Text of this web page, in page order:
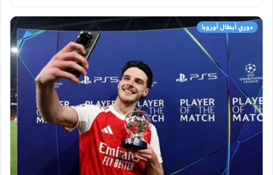
دوري أبطال أوروبا